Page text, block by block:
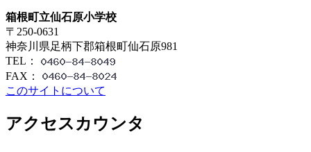
箱根町立仙石原小学校
〒250-0631
神奈川県足柄下郡箱根町仙石原981
TEL：
FAX：
このサイトについて
アクセスカウンタ